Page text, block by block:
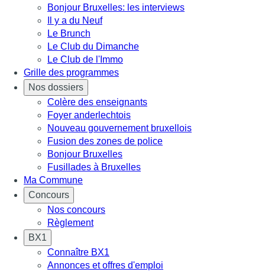
Bonjour Bruxelles: les interviews
Il y a du Neuf
Le Brunch
Le Club du Dimanche
Le Club de l'Immo
Grille des programmes
Nos dossiers
Colère des enseignants
Foyer anderlechtois
Nouveau gouvernement bruxellois
Fusion des zones de police
Bonjour Bruxelles
Fusillades à Bruxelles
Ma Commune
Concours
Nos concours
Règlement
BX1
Connaître BX1
Annonces et offres d'emploi